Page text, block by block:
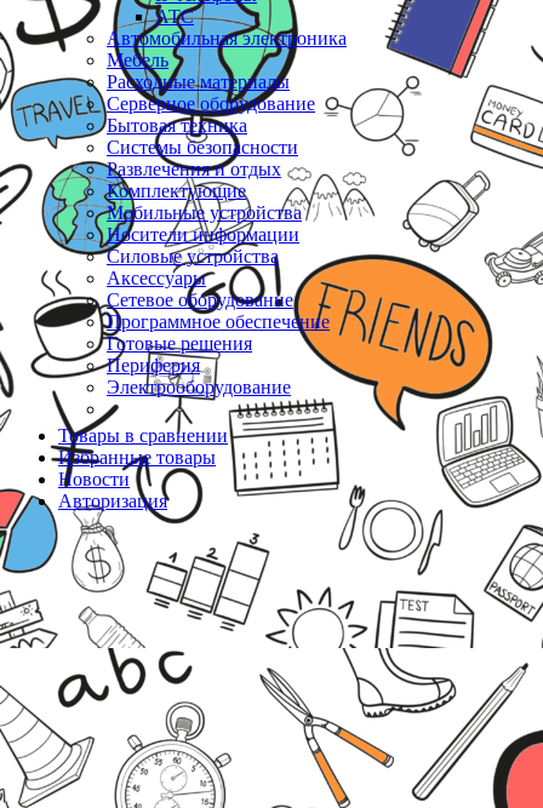
АТС
Автомобильная электроника
Мебель
Расходные материалы
Серверное оборудование
Бытовая техника
Системы безопасности
Развлечения и отдых
Комплектующие
Мобильные устройства
Носители информации
Силовые устройства
Аксессуары
Сетевое оборудование
Программное обеспечение
Готовые решения
Периферия
Электрооборудование
Товары в сравнении
Избранные товары
Новости
Авторизация